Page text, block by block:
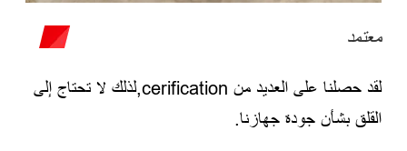
معتمد
لقد حصلنا على العديد من cerification,لذلك لا تحتاج إلى
القلق بشأن جودة جهازنا.